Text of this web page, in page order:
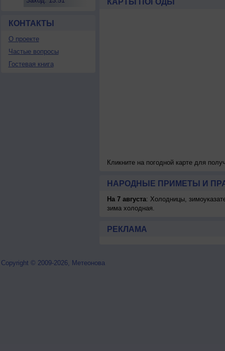
КОНТАКТЫ
О проекте
Частые вопросы
Гостевая книга
КАРТЫ ПОГОДЫ
Кликните на погодной карте для
НАРОДНЫЕ ПРИМЕТЫ И
На 7 августа: Холодницы,
зима холодная.
РЕКЛАМА
Copyright © 2009-2026, Метеонова